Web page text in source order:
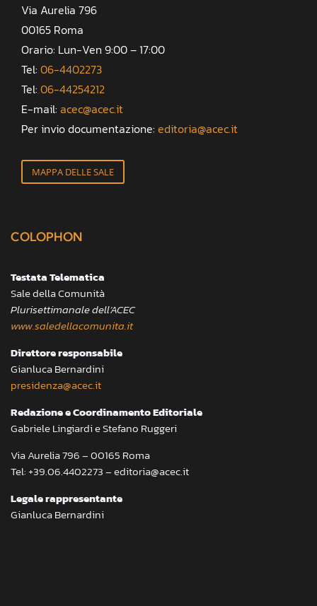
Via Aurelia 796
00165 Roma
Orario: Lun-Ven 9:00 – 17:00
Tel: 06-4402273
Tel: 06-44254212
E-mail: acec@acec.it
Per invio documentazione: editoria@acec.it
MAPPA DELLE SALE
COLOPHON
Testata Telematica
Sale della Comunità
Plurisettimanale dell’ACEC
www.saledellacomunita.it
Direttore responsabile
Gianluca Bernardini
presidenza@acec.it
Redazione e Coordinamento Editoriale
Gabriele Lingiardi e Stefano Ruggeri
Via Aurelia 796 – 00165 Roma
Tel: +39.06.4402273 – editoria@acec.it
Legale rappresentante
Gianluca Bernardini